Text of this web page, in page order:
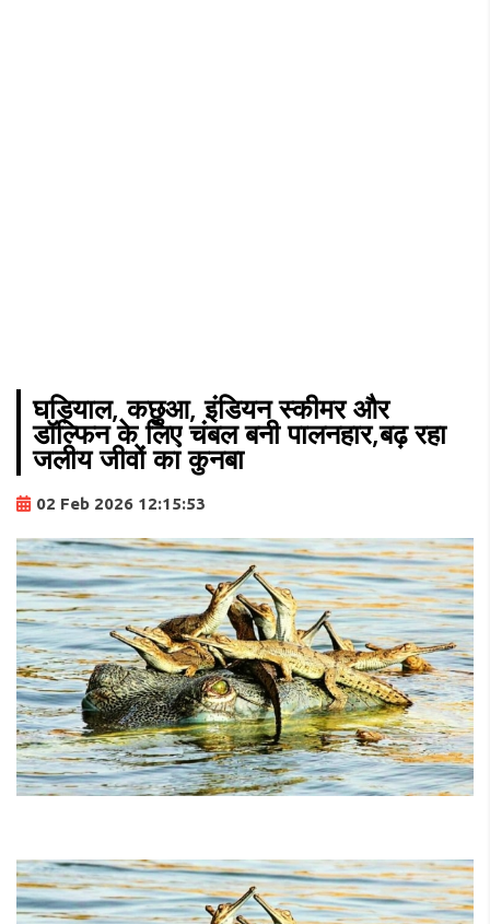
घड़ियाल, कछुआ, इंडियन स्कीमर और
डॉल्फिन के लिए चंबल बनी पालनहार,बढ़ रहा
जलीय जीवों का कुनबा
02 Feb 2026 12:15:53